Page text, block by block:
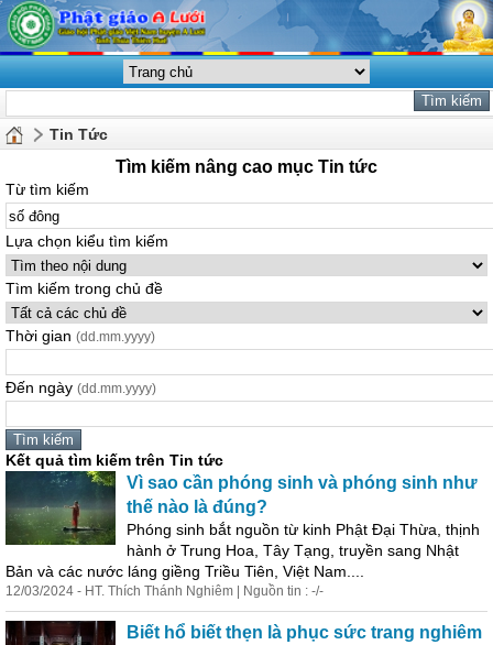
Tin Tức
Tìm kiếm nâng cao mục Tin tức
Từ tìm kiếm
Lựa chọn kiểu tìm kiếm
Tìm kiếm trong chủ đề
Thời gian (dd.mm.yyyy)
Đến ngày (dd.mm.yyyy)
Kết quả tìm kiếm trên Tin tức
Vì sao cần phóng sinh và phóng sinh như
thế nào là đúng?
Phóng sinh bắt nguồn từ kinh Phật Đại Thừa, thịnh
hành ở Trung Hoa, Tây Tạng, truyền sang Nhật
Bản và các nước láng giềng Triều Tiên, Việt Nam....
12/03/2024 - HT. Thích Thánh Nghiêm | Nguồn tin : -/-
Biết hổ biết thẹn là phục sức trang nghiêm